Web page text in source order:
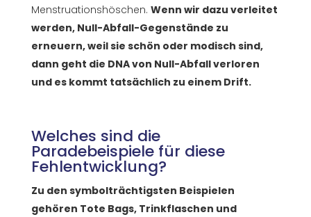
Menstruationshöschen. Wenn wir dazu verleitet
werden, Null-Abfall-Gegenstände zu
erneuern, weil sie schön oder modisch sind,
dann geht die DNA von Null-Abfall verloren
und es kommt tatsächlich zu einem Drift.
Welches sind die
Paradebeispiele für diese
Fehlentwicklung?
Zu den symbolträchtigsten Beispielen
gehören Tote Bags, Trinkflaschen und